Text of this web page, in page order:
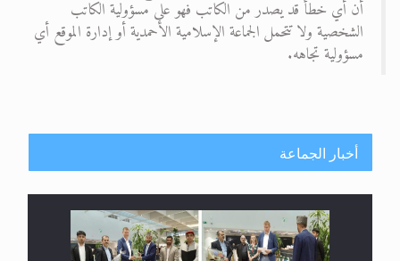
أن أي خطأ قد يصدر من الكاتب فهو على مسؤولية الكاتب
الشخصية ولا تتحمل الجماعة الإسلامية الأحمدية أو إدارة الموقع أي
مسؤولية تجاهه.
أخبار الجماعة